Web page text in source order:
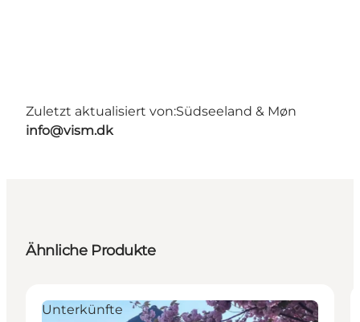
Zuletzt aktualisiert von:Südseeland & Møn
info@vism.dk
Ähnliche Produkte
Unterkünfte